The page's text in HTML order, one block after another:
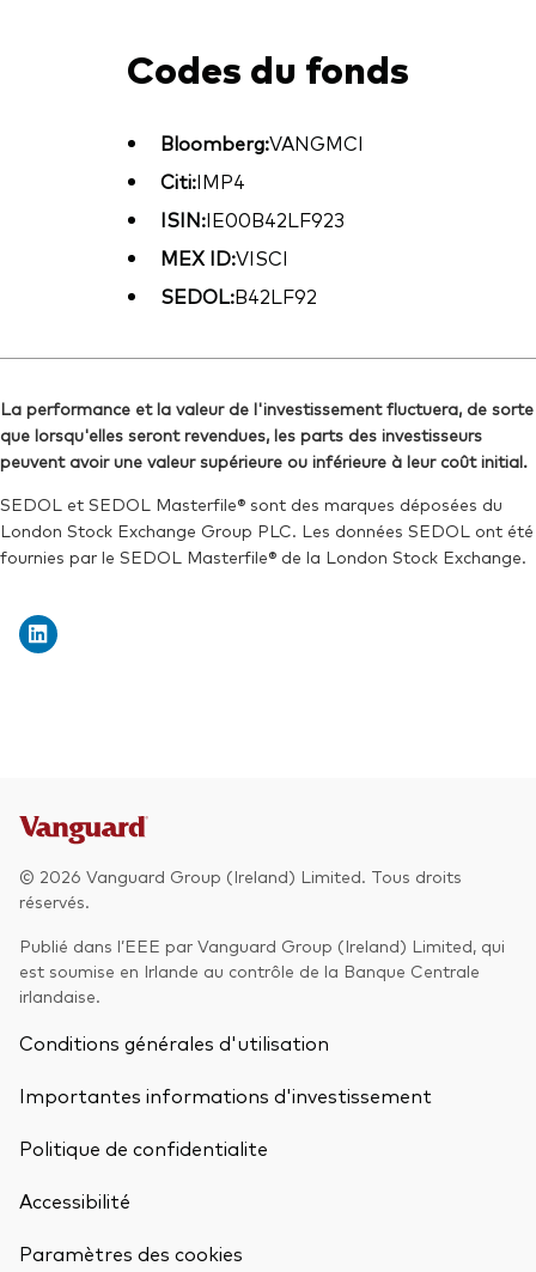
Codes du fonds
Bloomberg:VANGMCI
Citi:IMP4
ISIN:IE00B42LF923
MEX ID:VISCI
SEDOL:B42LF92
La performance et la valeur de l'investissement fluctuera, de sorte
que lorsqu'elles seront revendues, les parts des investisseurs
peuvent avoir une valeur supérieure ou inférieure à leur coût initial.
SEDOL et SEDOL Masterfile® sont des marques déposées du
London Stock Exchange Group PLC. Les données SEDOL ont été
fournies par le SEDOL Masterfile® de la London Stock Exchange.
© 2026 Vanguard Group (Ireland) Limited. Tous droits
réservés.
Publié dans l’EEE par Vanguard Group (Ireland) Limited, qui
est soumise en Irlande au contrôle de la Banque Centrale
irlandaise.
Conditions générales d'utilisation
Importantes informations d'investissement
Politique de confidentialite
Accessibilité
Paramètres des cookies